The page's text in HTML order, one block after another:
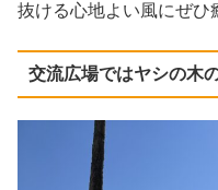
抜ける心地よい風にぜひ
交流広場ではヤシの木